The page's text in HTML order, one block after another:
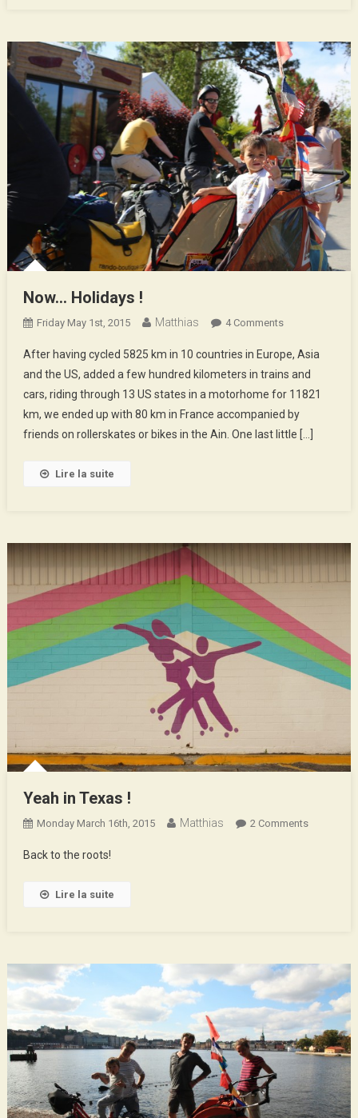
Now… Holidays !
Friday May 1st, 2015 Matthias 4 CommentsOn
Holidays
!
After having cycled 5825 km in 10 countries in Europe, Asia
and the US, added a few hundred kilometers in trains and
cars, riding through 13 US states in a motorhome for 11821
km, we ended up with 80 km in France accompanied by
friends on rollerskates or bikes in the Ain. One last little […]
Lire la suite
Yeah in Texas !
Monday March 16th, 2015 Matthias 2 CommentsOn
Back to the roots!
Lire la suite